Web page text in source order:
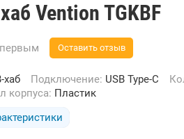
Vention TGKBF
первым Оставить отзыв
хаб Подключение: USB Type-C
корпуса: Пластик